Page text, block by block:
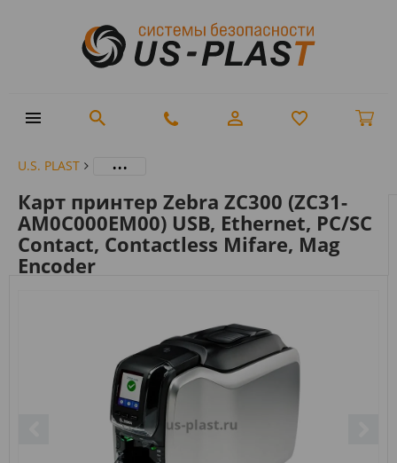
U.S. PLAST ...
Карт принтер Zebra ZC300 (ZC31-
AM0C000EM00) USB, Ethernet, PC/SC
Contact, Contactless Mifare, Mag
Encoder